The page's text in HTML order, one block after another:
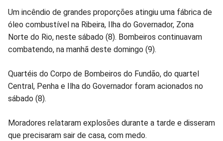
Compartilhar
no
Compartilhar
no
Compartilhar
no
Compartilhar
no
Compartilhar
no
no
Um incêndio de grandes proporções atingiu uma fábrica de
óleo combustível na Ribeira, Ilha do Governador, Zona
Norte do Rio, neste sábado (8). Bombeiros continuavam
combatendo, na manhã deste domingo (9).
Quartéis do Corpo de Bombeiros do Fundão, do quartel
Central, Penha e Ilha do Governador foram acionados no
sábado (8).
Moradores relataram explosões durante a tarde e disseram
que precisaram sair de casa, com medo.